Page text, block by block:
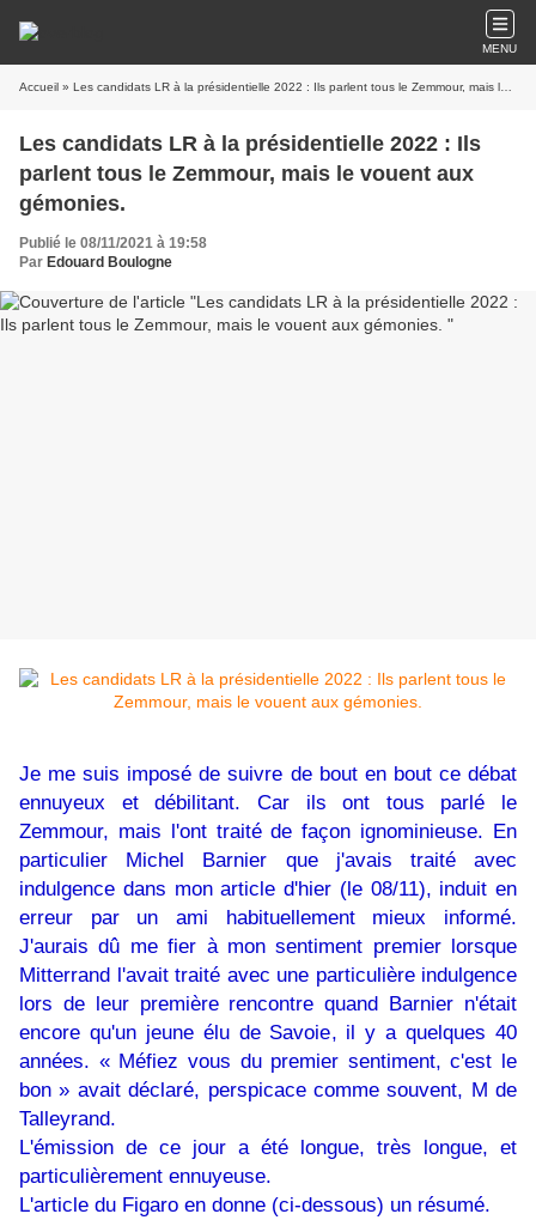
MENU
Accueil » Les candidats LR à la présidentielle 2022 : Ils parlent tous le Zemmour, mais le vouent aux gémonies.
Les candidats LR à la présidentielle 2022 : Ils
parlent tous le Zemmour, mais le vouent aux
gémonies.
Publié le 08/11/2021 à 19:58
Par Edouard Boulogne
Je me suis imposé de suivre de bout en bout ce débat
ennuyeux et débilitant. Car ils ont tous parlé le
Zemmour, mais l'ont traité de façon ignominieuse. En
particulier Michel Barnier que j'avais traité avec
indulgence dans mon article d'hier (le 08/11), induit en
erreur par un ami habituellement mieux informé.
J'aurais dû me fier à mon sentiment premier lorsque
Mitterrand l'avait traité avec une particulière indulgence
lors de leur première rencontre quand Barnier n'était
encore qu'un jeune élu de Savoie, il y a quelques 40
années. « Méfiez vous du premier sentiment, c'est le
bon » avait déclaré, perspicace comme souvent, M de
Talleyrand.
L'émission de ce jour a été longue, très longue, et
particulièrement ennuyeuse.
L'article du Figaro en donne (ci-dessous) un résumé.